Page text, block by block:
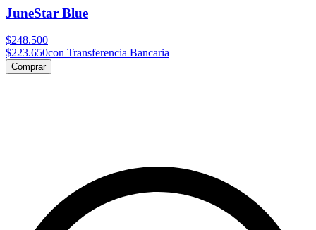
JuneStar Blue
$248.500
$223.650con Transferencia Bancaria
Comprar